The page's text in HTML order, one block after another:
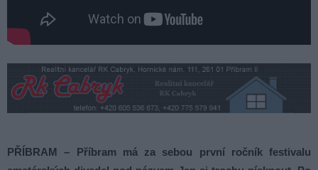
PŘÍBRAM – Příbram má za sebou první ročník festivalu